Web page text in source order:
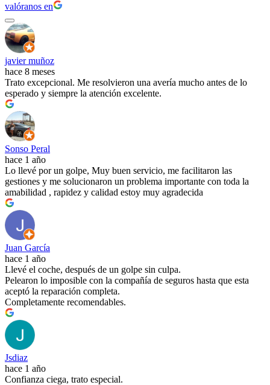
valóranos en
javier muñoz
hace 8 meses
Trato excepcional. Me resolvieron una avería mucho antes de lo
esperado y siempre la atención excelente.
Sonso Peral
hace 1 año
Lo llevé por un golpe, Muy buen servicio, me facilitaron las
gestiones y me solucionaron un problema importante con toda la
amabilidad , rapidez y calidad estoy muy agradecida
Juan García
hace 1 año
Llevé el coche, después de un golpe sin culpa.
Pelearon lo imposible con la compañía de seguros hasta que esta
aceptó la reparación completa.
Completamente recomendables.
Jsdiaz
hace 1 año
Confianza ciega, trato especial.